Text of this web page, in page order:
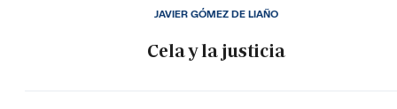
Cela y la justicia
JAVIER GÓMEZ DE LIAÑO